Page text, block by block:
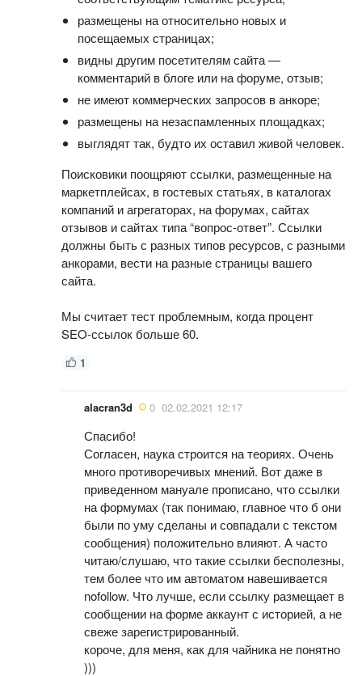
размещены на относительно новых и
посещаемых страницах;
видны другим посетителям сайта —
комментарий в блоге или на форуме, отзыв;
не имеют коммерческих запросов в анкоре;
размещены на незаспамленных площадках;
выглядят так, будто их оставил живой человек.
Поисковики поощряют ссылки, размещенные на
маркетплейсах, в гостевых статьях, в каталогах
компаний и агрегаторах, на форумах, сайтах
отзывов и сайтах типа “вопрос-ответ”. Ссылки
должны быть с разных типов ресурсов, с разными
анкорами, вести на разные страницы вашего
сайта.
Мы считает тест проблемным, когда процент
SEO-ссылок больше 60.
1
alacran3d 0 02.02.2021 12:17
Спасибо!
Согласен, наука строится на теориях. Очень
много противоречивых мнений. Вот даже в
приведенном мануале прописано, что ссылки
на формумах (так понимаю, главное что б они
были по уму сделаны и совпадали с текстом
сообщения) положительно влияют. А часто
читаю/слушаю, что такие ссылки бесполезны,
тем более что им автоматом навешивается
nofollow. Что лучше, если ссылку размещает в
сообщении на форме аккаунт с историей, а не
свеже зарегистрированный.
короче, для меня, как для чайника не понятно
)))